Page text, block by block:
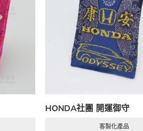
HONDA社團 開運御守
客製化產品